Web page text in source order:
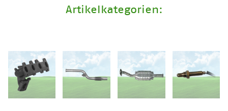
Artikelkategorien: